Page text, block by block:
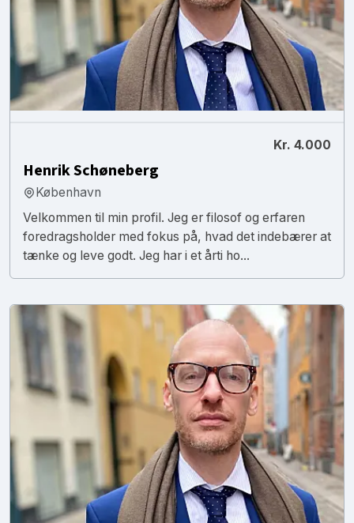
Kr. 4.000
Henrik Schøneberg
København
Velkommen til min profil. Jeg er filosof og erfaren
foredragsholder med fokus på, hvad det indebærer at
tænke og leve godt. Jeg har i et årti ho...